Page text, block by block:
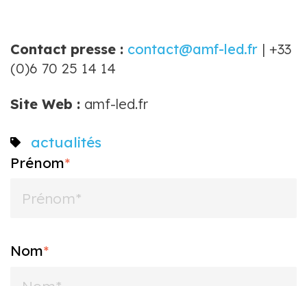
Contact presse : contact@amf-led.fr | +33
(0)6 70 25 14 14
Site Web : amf-led.fr
actualités
Prénom*
Nom*